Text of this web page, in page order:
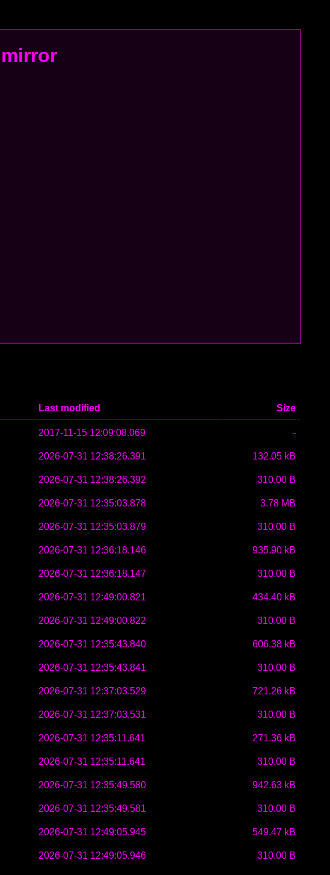
Last modified Size
2017-11-15 12:09:08.069 -
2026-07-31 12:38:26.391 132.05 kB
2026-07-31 12:38:26.392 310.00 B
2026-07-31 12:35:03.878 3.78 MB
2026-07-31 12:35:03.879 310.00 B
2026-07-31 12:36:18.146 935.90 kB
2026-07-31 12:36:18.147 310.00 B
2026-07-31 12:49:00.821 434.40 kB
2026-07-31 12:49:00.822 310.00 B
2026-07-31 12:35:43.840 606.38 kB
2026-07-31 12:35:43.841 310.00 B
2026-07-31 12:37:03.529 721.26 kB
2026-07-31 12:37:03.531 310.00 B
2026-07-31 12:35:11.641 271.36 kB
2026-07-31 12:35:11.641 310.00 B
2026-07-31 12:35:49.580 942.63 kB
2026-07-31 12:35:49.581 310.00 B
2026-07-31 12:49:05.945 549.47 kB
2026-07-31 12:49:05.946 310.00 B